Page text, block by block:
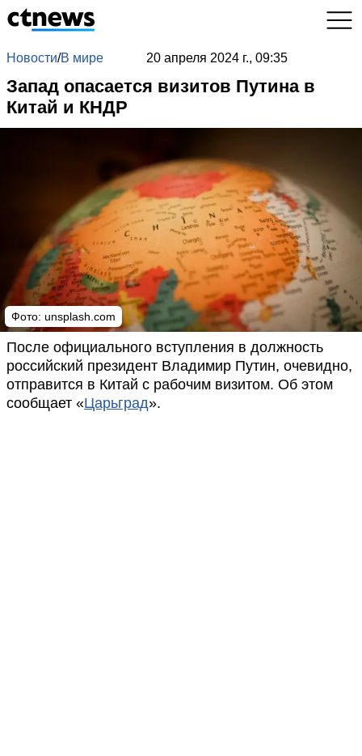
Новости/В мире 20 апреля 2024 г., 09:35
Запад опасается визитов Путина в
Китай и КНДР
Фото: unsplash.com
После официального вступления в должность
российский президент Владимир Путин, очевидно,
отправится в Китай с рабочим визитом. Об этом
сообщает «Царьград».